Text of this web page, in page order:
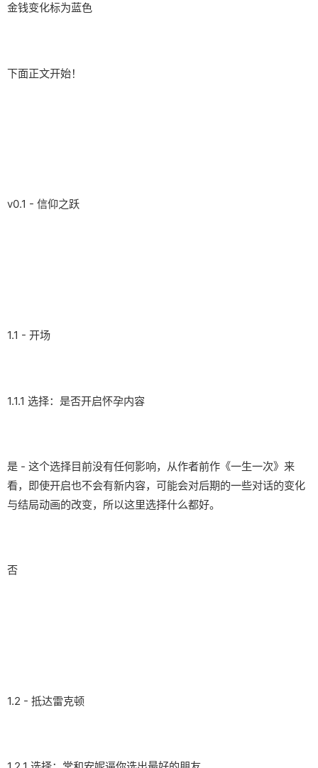
金钱变化标为蓝色
下面正文开始！
v0.1 - 信仰之跃
1.1 - 开场
1.1.1 选择：是否开启怀孕内容
是 - 这个选择目前没有任何影响，从作者前作《一生一次》来
看，即使开启也不会有新内容，可能会对后期的一些对话的变化
与结局动画的改变，所以这里选择什么都好。
否
1.2 - 抵达雷克顿